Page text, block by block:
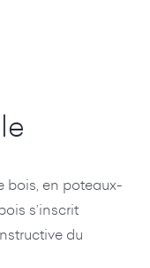
bois, en poteaux-
s’inscrit
du